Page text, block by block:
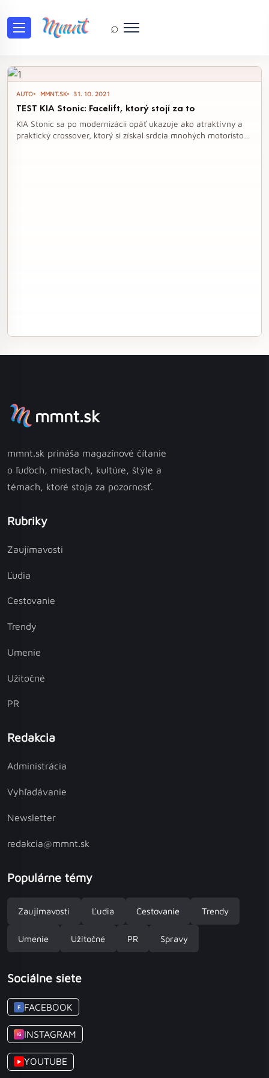
⌕
Tag: KIA Stonic
AUTO MMNT.SK 31. 10. 2021
TEST KIA Stonic: Facelift, ktorý stojí za to
KIA Stonic sa po modernizácii opäť ukazuje ako atraktívny a
praktický crossover, ktorý si získal srdcia mnohých motoristov.
mmnt.sk
mmnt.sk prináša magazínové čítanie
o ľuďoch, miestach, kultúre, štýle a
témach, ktoré stoja za pozornosť.
Rubriky
Zaujímavosti
Ľudia
Cestovanie
Trendy
Umenie
Užitočné
PR
Redakcia
Administrácia
Vyhľadávanie
Newsletter
redakcia@mmnt.sk
Populárne témy
Zaujímavosti Ľudia Cestovanie Trendy
Umenie Užitočné PR Spravy
Sociálne siete
F FACEBOOK
IG INSTAGRAM
▶ YOUTUBE